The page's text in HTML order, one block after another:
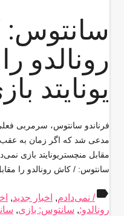
رونالدو
یونایتد
فرناندو سانتوس، سرمربی
مدعی شد که اگر زمان به عقب
مقابل منچستریونایتد بازی
سانتوس: / کاش رونالدو را
label/ نمی‌دادم, اخبار جدید,
رونالدو:, سانتوس: بازی,